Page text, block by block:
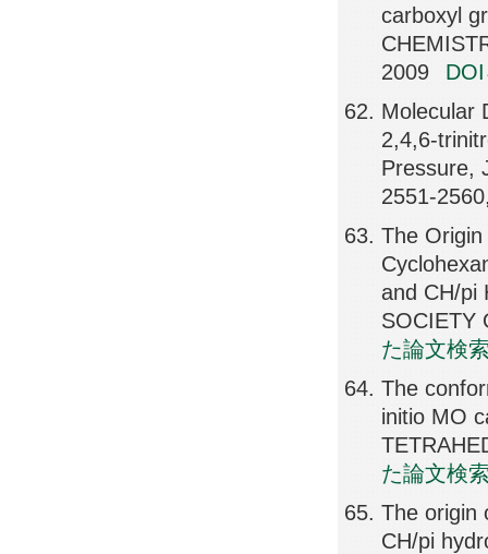
carboxyl
2009
Molecular
2,4,6-
Pressure,
2551-
The
and CH/pi
SOCIETY
た論文検
The
initio MO
た論文検
The origin
CH/pi